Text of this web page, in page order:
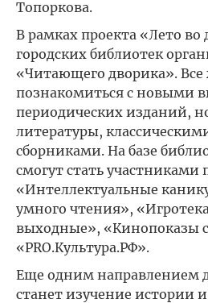
Топоркова.
В рамках проекта «Лето во
городских библиотек
«Читающего дворика».
познакомиться с новыми
периодических изданий,
литературы,
сборниками. На базе
смогут стать участниками
«Интеллектуальные
умного чтения»,
выходные», «Кинопоказы
«PRO.Культура.РФ».
Еще одним направлением
станет изучение истории и